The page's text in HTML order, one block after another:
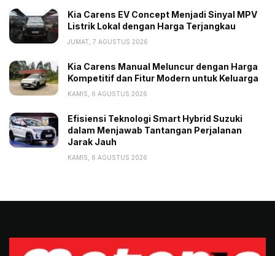
Kia Carens EV Concept Menjadi Sinyal MPV
Listrik Lokal dengan Harga Terjangkau
JUMAT, 7 AGUSTUS 2026
Kia Carens Manual Meluncur dengan Harga
Kompetitif dan Fitur Modern untuk Keluarga
KAMIS, 6 AGUSTUS 2026
Efisiensi Teknologi Smart Hybrid Suzuki
dalam Menjawab Tantangan Perjalanan
Jarak Jauh
KAMIS, 6 AGUSTUS 2026